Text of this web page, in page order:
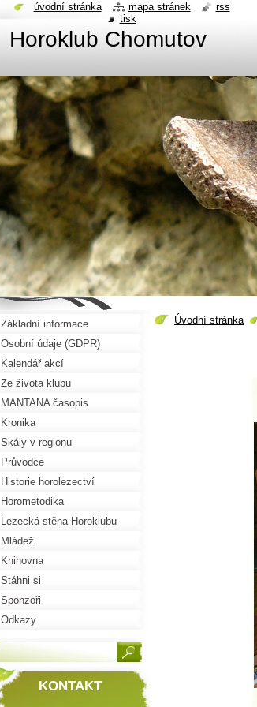
Horoklub Chomutov
Úvodní stránka
Základní informace
Osobní údaje (GDPR)
Kalendář akcí
Ze života klubu
MANTANA časopis
Kronika
Skály v regionu
Průvodce
Historie horolezectví
Horometodika
Lezecká stěna Horoklubu
Mládež
Knihovna
Stáhni si
Sponzoři
Odkazy
KONTAKT
úvodní stránka mapa stránek
rss
tisk